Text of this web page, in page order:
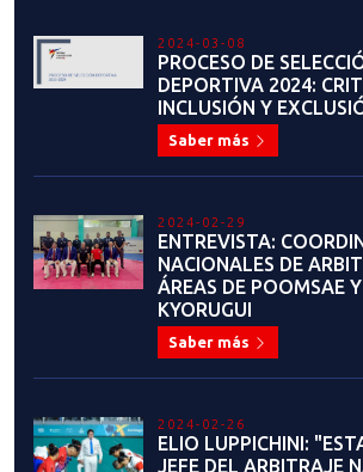
2023-07-28
FEDERACIÓN CHILENA
TAEKWONDO
NUEVO Y MODERNO
GRADO
Saber más
2023-07-19
¡ANUNCIO
NACIONAL DE